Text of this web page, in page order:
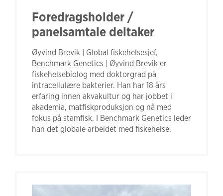
Foredragsholder /
panelsamtale deltaker
Øyvind Brevik | Global fiskehelsesjef,
Benchmark Genetics | Øyvind Brevik er
fiskehelsebiolog med doktorgrad på
intracellulære bakterier. Han har 18 års
erfaring innen akvakultur og har jobbet i
akademia, matfiskproduksjon og nå med
fokus på stamfisk. I Benchmark Genetics leder
han det globale arbeidet med fiskehelse.